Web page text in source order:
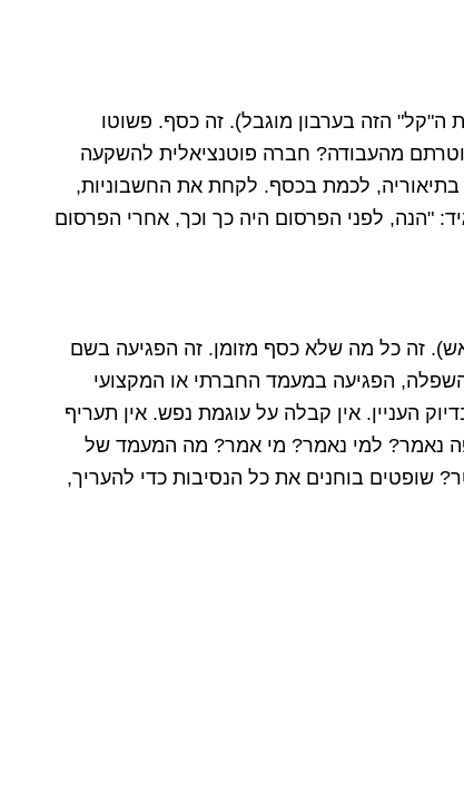
הזה בערבון מוגבל). זה כסף. פשוטו
מהעבודה? חברה פוטנציאלית להשקעה
לכמת בכסף. לקחת את החשבוניות,
"הנה, לפני הפרסום היה כך וכך, אחרי הפרסום
זה כל מה שלא כסף מזומן. זה הפגיעה בשם
הפגיעה במעמד החברתי או המקצועי
העניין. אין קבלה על עוגמת נפש. אין תעריף
נאמר? למי נאמר? מי אמר? מה המעמד של
שופטים בוחנים את כל הנסיבות כדי להעריך,